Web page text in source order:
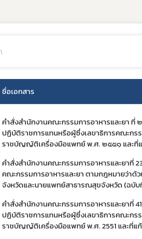
ชื่อเอกสาร
คำสั่งสำนักงานคณะกรรมการอาหารและยา ที่
ปฏิบัติราชการแทนหรือผู้ซึ่งเลขาธิการคณะกร
ราชบัญญัติเครื่องมือแพทย์ พ.ศ. ๒๕๕๑ และที่แ
คำสั่งสำนักงานคณะกรรมการอาหารและยาที่
คณะกรรมการอาหารและยา ตามกฎหมายว่าด้
จังหวัดและนายแพทย์สาธารณสุขจังหวัด (ฉบับ
คำสั่งสำนักงานคณะกรรมการอาหารและยาที่
ปฏิบัติราชการแทนหรือผู้ซึ่งเลขาธิการคณะกร
ราชบัญญัติเครื่องมือแพทย์ พ.ศ. 2551 และที่แ
Subscribe
เลือกหัวข้อที่ท่านต้องการ Subscribe